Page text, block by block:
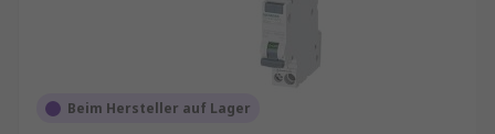
Beim Hersteller auf Lager